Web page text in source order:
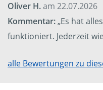
Oliver H.am 22.07.2026
Kommentar:„Es hat
funktioniert. Jederzeit
alle Bewertungen zu